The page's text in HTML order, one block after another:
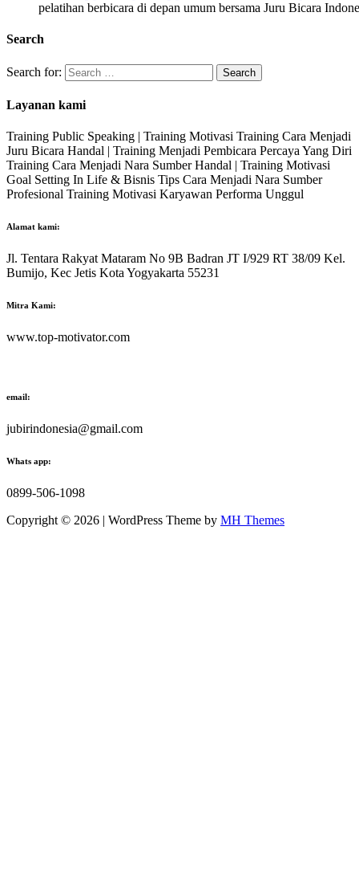
pelatihan berbicara di depan umum bersama Juru Bicara
Search
Search for:
Layanan kami
Training Public Speaking | Training Motivasi Training Cara Menjadi
Juru Bicara Handal | Training Menjadi Pembicara Percaya Yang Diri
Training Cara Menjadi Nara Sumber Handal | Training Motivasi
Goal Setting In Life & Bisnis Tips Cara Menjadi Nara Sumber
Profesional Training Motivasi Karyawan Performa Unggul
Alamat kami:
Jl. Tentara Rakyat Mataram No 9B Badran JT I/929 RT 38/09 Kel.
Bumijo, Kec Jetis Kota Yogyakarta 55231
Mitra Kami:
www.top-motivator.com
email:
jubirindonesia@gmail.com
Whats app:
0899-506-1098
Copyright © 2026 | WordPress Theme by MH Themes